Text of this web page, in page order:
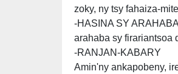
zoky, ny tsy fahaiza-
-HASINA SY
arahaba sy firariantsoa
-RANJAN-KABARY
Amin'ny ankapobeny,